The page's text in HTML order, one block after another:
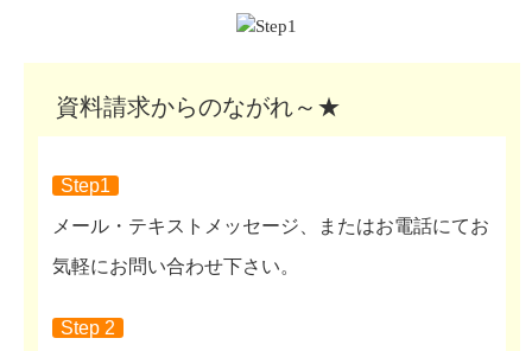
資料請求からのながれ～★
Step1
メール・テキストメッセージ、またはお電話にてお
気軽にお問い合わせ下さい。
Step 2